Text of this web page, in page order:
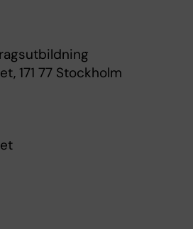
171 77 Stockholm